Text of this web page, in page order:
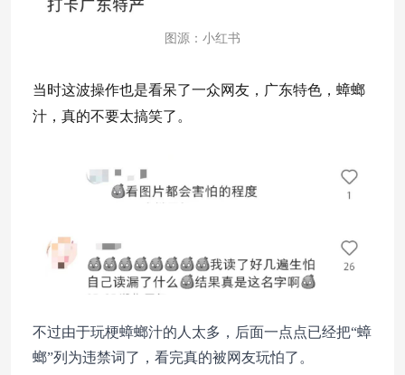
图源：小红书
当时这波操作也是看呆了一众网友，广东特色，蟑螂
汁，真的不要太搞笑了。
不过由于玩梗蟑螂汁的人太多，后面一点点已经把“蟑
螂”列为违禁词了，看完真的被网友玩怕了。